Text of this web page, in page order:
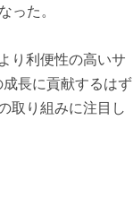
った。
り利便性の高いサ
長に貢献するはず
取り組みに注目し